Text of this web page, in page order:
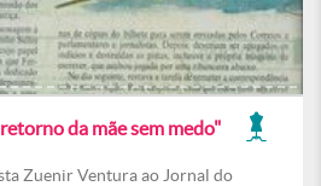
da mãe sem medo"
Zuenir Ventura ao Jornal do